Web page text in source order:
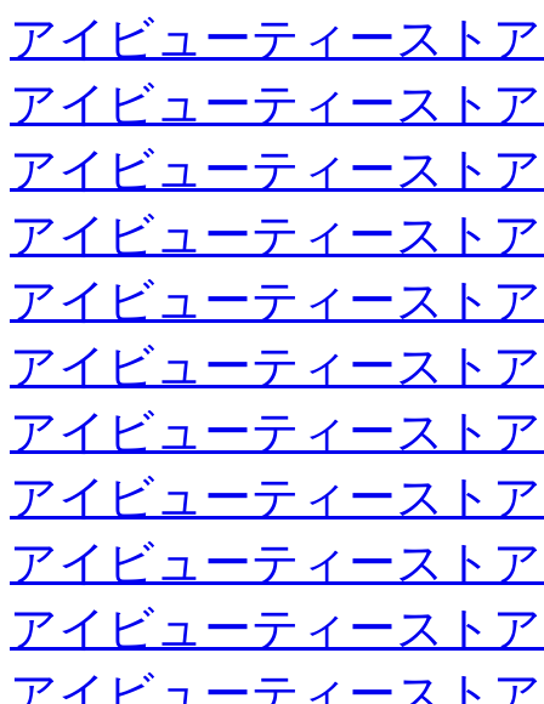
アイビューティースト
アイビューティースト
アイビューティースト
アイビューティースト
アイビューティースト
アイビューティースト
アイビューティースト
アイビューティースト
アイビューティースト
アイビューティースト